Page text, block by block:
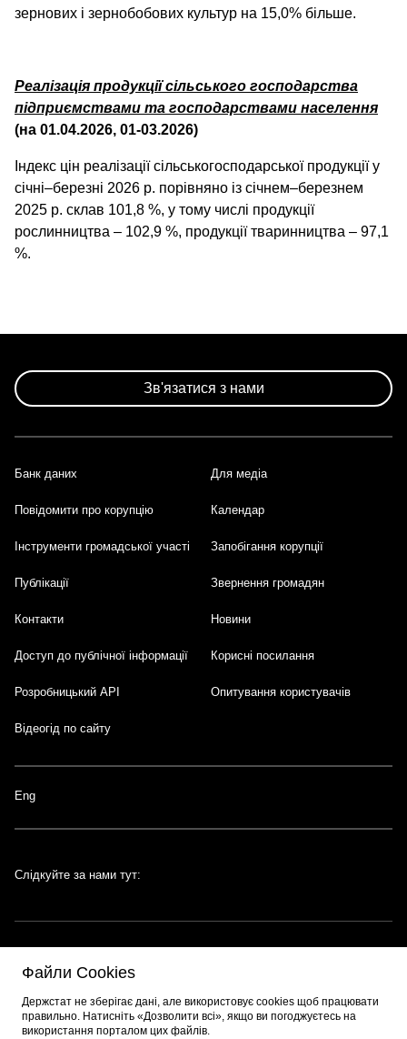
зернових і зернобобових культур на 15,0% більше.
Реалізація продукції сільського господарства
підприємствами та господарствами населення
(на 01.04.2026, 01-03.2026)
Індекс цін реалізації сільськогосподарської продукції у
січні–березні 2026 р. порівняно із січнем–березнем
2025 р. склав 101,8 %, у тому числі продукції
рослинництва – 102,9 %, продукції тваринництва – 97,1
%.
Зв'язатися з нами
Footer
Банк даних Для медіа
Повідомити про корупцію Календар
Інструменти громадської участі Запобігання корупції
Публікації Звернення громадян
Контакти Новини
Доступ до публічної інформації Корисні посилання
Розробницький API Опитування користувачів
Відеогід по сайту
Eng
Портал створено за підтримки швейцарсько-української програми
що реалізуєтьсяФондом Східна Європа. Розробник порталу:EPAM.
Слідкуйте за нами тут:
Файли Cookies
Держстат не зберігає дані, але використовує cookies щоб працювати
правильно. Натисніть «Дозволити всі», якщо ви погоджуєтесь на
використання порталом цих файлів.